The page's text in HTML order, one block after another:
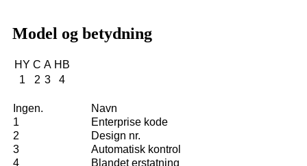
Model og betydning
HY C A HB
1
2 3 4
Ingen.
Navn
1
Enterprise kode
2
Design nr.
3
Automatisk kontrol
4
Blandet erstatning